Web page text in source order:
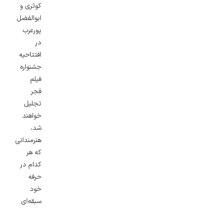
کوثری و
ابوالفضل
پورعرب
در
افتتاحیه
جشنواره
فیلم
فجر
تجلیل
خواهند
شد،‌
هنرمندانی
که هر
کدام در
حرفه
خود
سبقه‌ای